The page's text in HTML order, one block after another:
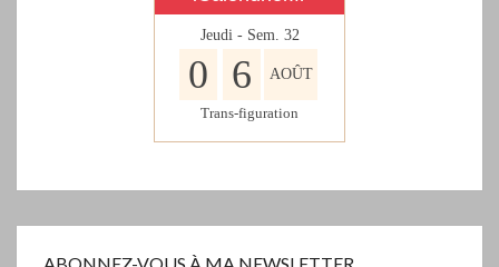
Jeudi - Sem. 32
0 6 AOÛT
Trans-figuration